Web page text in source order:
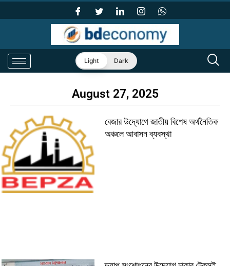
Light Dark
August 27, 2025
বেজার উদ্যোগে জাতীয় বিশেষ অর্থনৈতিক
অঞ্চলে আবাসন ব্যবস্থা